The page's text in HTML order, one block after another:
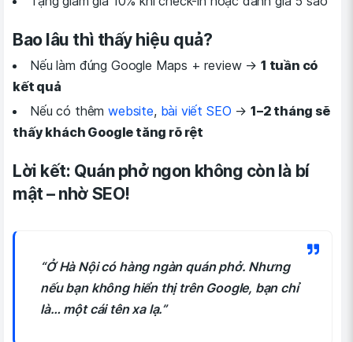
Bao lâu thì thấy hiệu quả?
Nếu làm đúng Google Maps + review → 1 tuần có
kết quả
Nếu có thêmwebsite, bài viết SEO → 1–2 tháng sẽ
thấy khách Google tăng rõ rệt
Lời kết: Quán phở ngon không còn là bí
mật – nhờ SEO!
“Ở Hà Nội có hàng ngàn quán phở. Nhưng
nếu bạn không hiển thị trên Google, bạn chỉ
là… một cái tên xa lạ.”